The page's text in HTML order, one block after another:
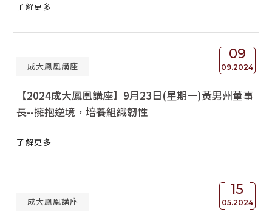
了解更多
09
09.2024
成大鳳凰講座
【2024成大鳳凰講座】9月23日(星期一)黃男州董事
長--擁抱逆境，培養組織韌性
了解更多
15
05.2024
成大鳳凰講座